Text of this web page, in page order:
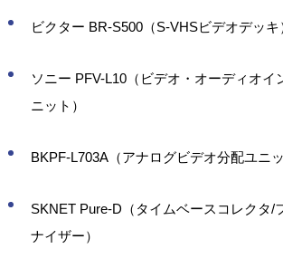
ビクター BR-S500（S-VHSビデオデッキ
ソニー PFV-L10（ビデオ・オーディオイ
ニット）
BKPF-L703A（アナログビデオ分配ユニ
SKNET Pure-D（タイムベースコレクタ/
ナイザー）